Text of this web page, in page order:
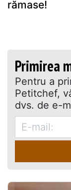
rămase!
Primirea
Pentru a
Petitchef,
dvs. de e-